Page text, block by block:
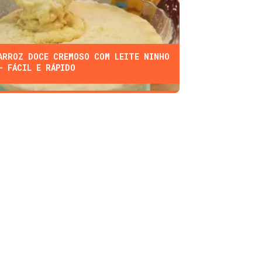
DOCE CREMOSO COM LEITE NINHO
FÁCIL E RÁPIDO